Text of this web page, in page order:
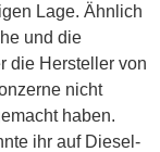
Lage. Ähnlich
und die
die Hersteller von
nicht
haben.
ihr auf Diesel-